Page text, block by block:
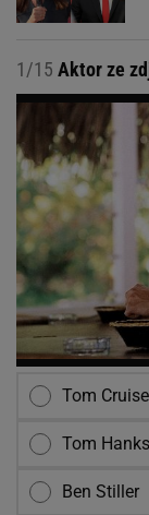
1/15 Aktor ze
Tom Cruise
Tom Hanks
Ben Stiller